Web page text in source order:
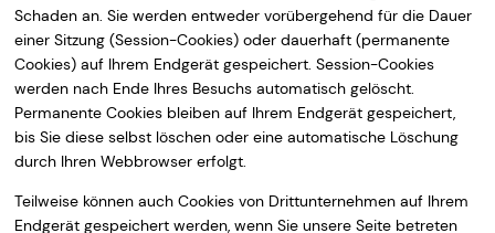
Schaden an. Sie werden entweder vorübergehend für die Dauer
einer Sitzung (Session-Cookies) oder dauerhaft (permanente
Cookies) auf Ihrem Endgerät gespeichert. Session-Cookies
werden nach Ende Ihres Besuchs automatisch gelöscht.
Permanente Cookies bleiben auf Ihrem Endgerät gespeichert,
bis Sie diese selbst löschen oder eine automatische Löschung
durch Ihren Webbrowser erfolgt.
Teilweise können auch Cookies von Drittunternehmen auf Ihrem
Endgerät gespeichert werden, wenn Sie unsere Seite betreten